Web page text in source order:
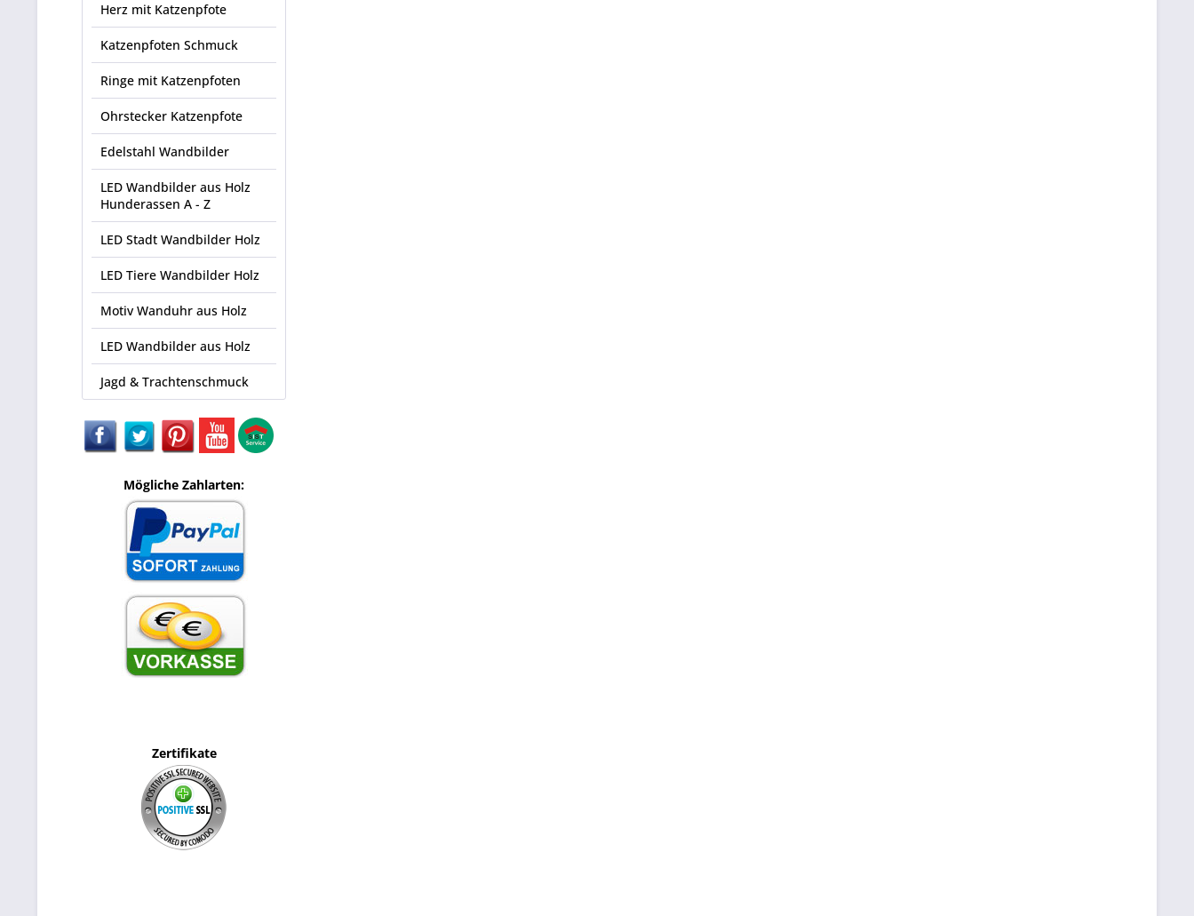
Herz mit Katzenpfote
Katzenpfoten Schmuck
Ringe mit Katzenpfoten
Ohrstecker Katzenpfote
Edelstahl Wandbilder
LED Wandbilder aus Holz
Hunderassen A - Z
LED Stadt Wandbilder Holz
LED Tiere Wandbilder Holz
Motiv Wanduhr aus Holz
LED Wandbilder aus Holz
Jagd & Trachtenschmuck
Mögliche Zahlarten:
Zertifikate